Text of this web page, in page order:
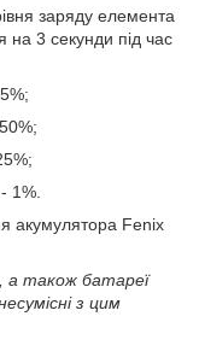
заряду елемента
на 3 секунди під час
1%.
акумулятора Fenix
а також батареї
з цим